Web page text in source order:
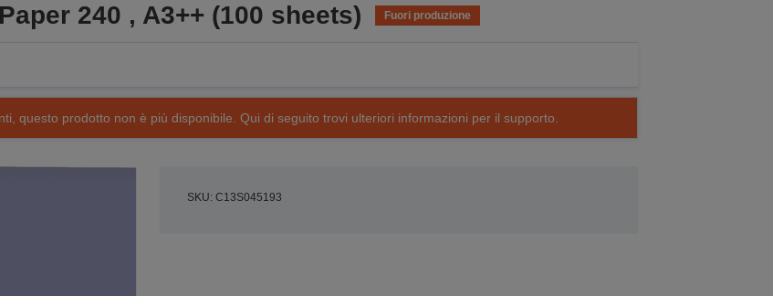
240 , A3++ (100 sheets) Fuori produzione
questo prodotto non è più disponibile. Qui di seguito trovi ulteriori informazioni per il supporto.
SKU: C13S045193